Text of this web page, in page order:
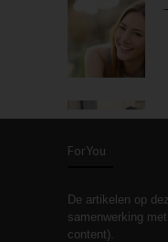
ForYou
De artikelen op
samenwerking
content).